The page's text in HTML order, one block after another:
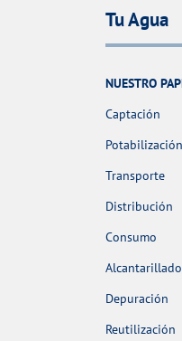
Tu Agua
NUESTRO
Captación
Potabilización
Transporte
Distribución
Consumo
Alcantarillado
Depuración
Reutilización